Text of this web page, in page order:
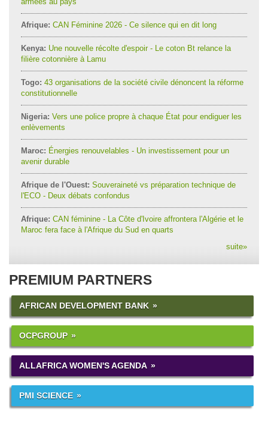
Afrique: CAN Féminine 2026 - Ce silence qui en dit long
Kenya: Une nouvelle récolte d'espoir - Le coton Bt relance la
filière cotonnière à Lamu
Togo: 43 organisations de la société civile dénoncent la réforme
constitutionnelle
Nigeria: Vers une police propre à chaque État pour endiguer les
enlèvements
Maroc: Énergies renouvelables - Un investissement pour un
avenir durable
Afrique de l'Ouest: Souveraineté vs préparation technique de
l'ECO - Deux débats confondus
Afrique: CAN féminine - La Côte d'Ivoire affrontera l'Algérie et le
Maroc fera face à l'Afrique du Sud en quarts
suite»
PREMIUM PARTNERS
AFRICAN DEVELOPMENT BANK
OCPGROUP
ALLAFRICA WOMEN'S AGENDA
PMI SCIENCE